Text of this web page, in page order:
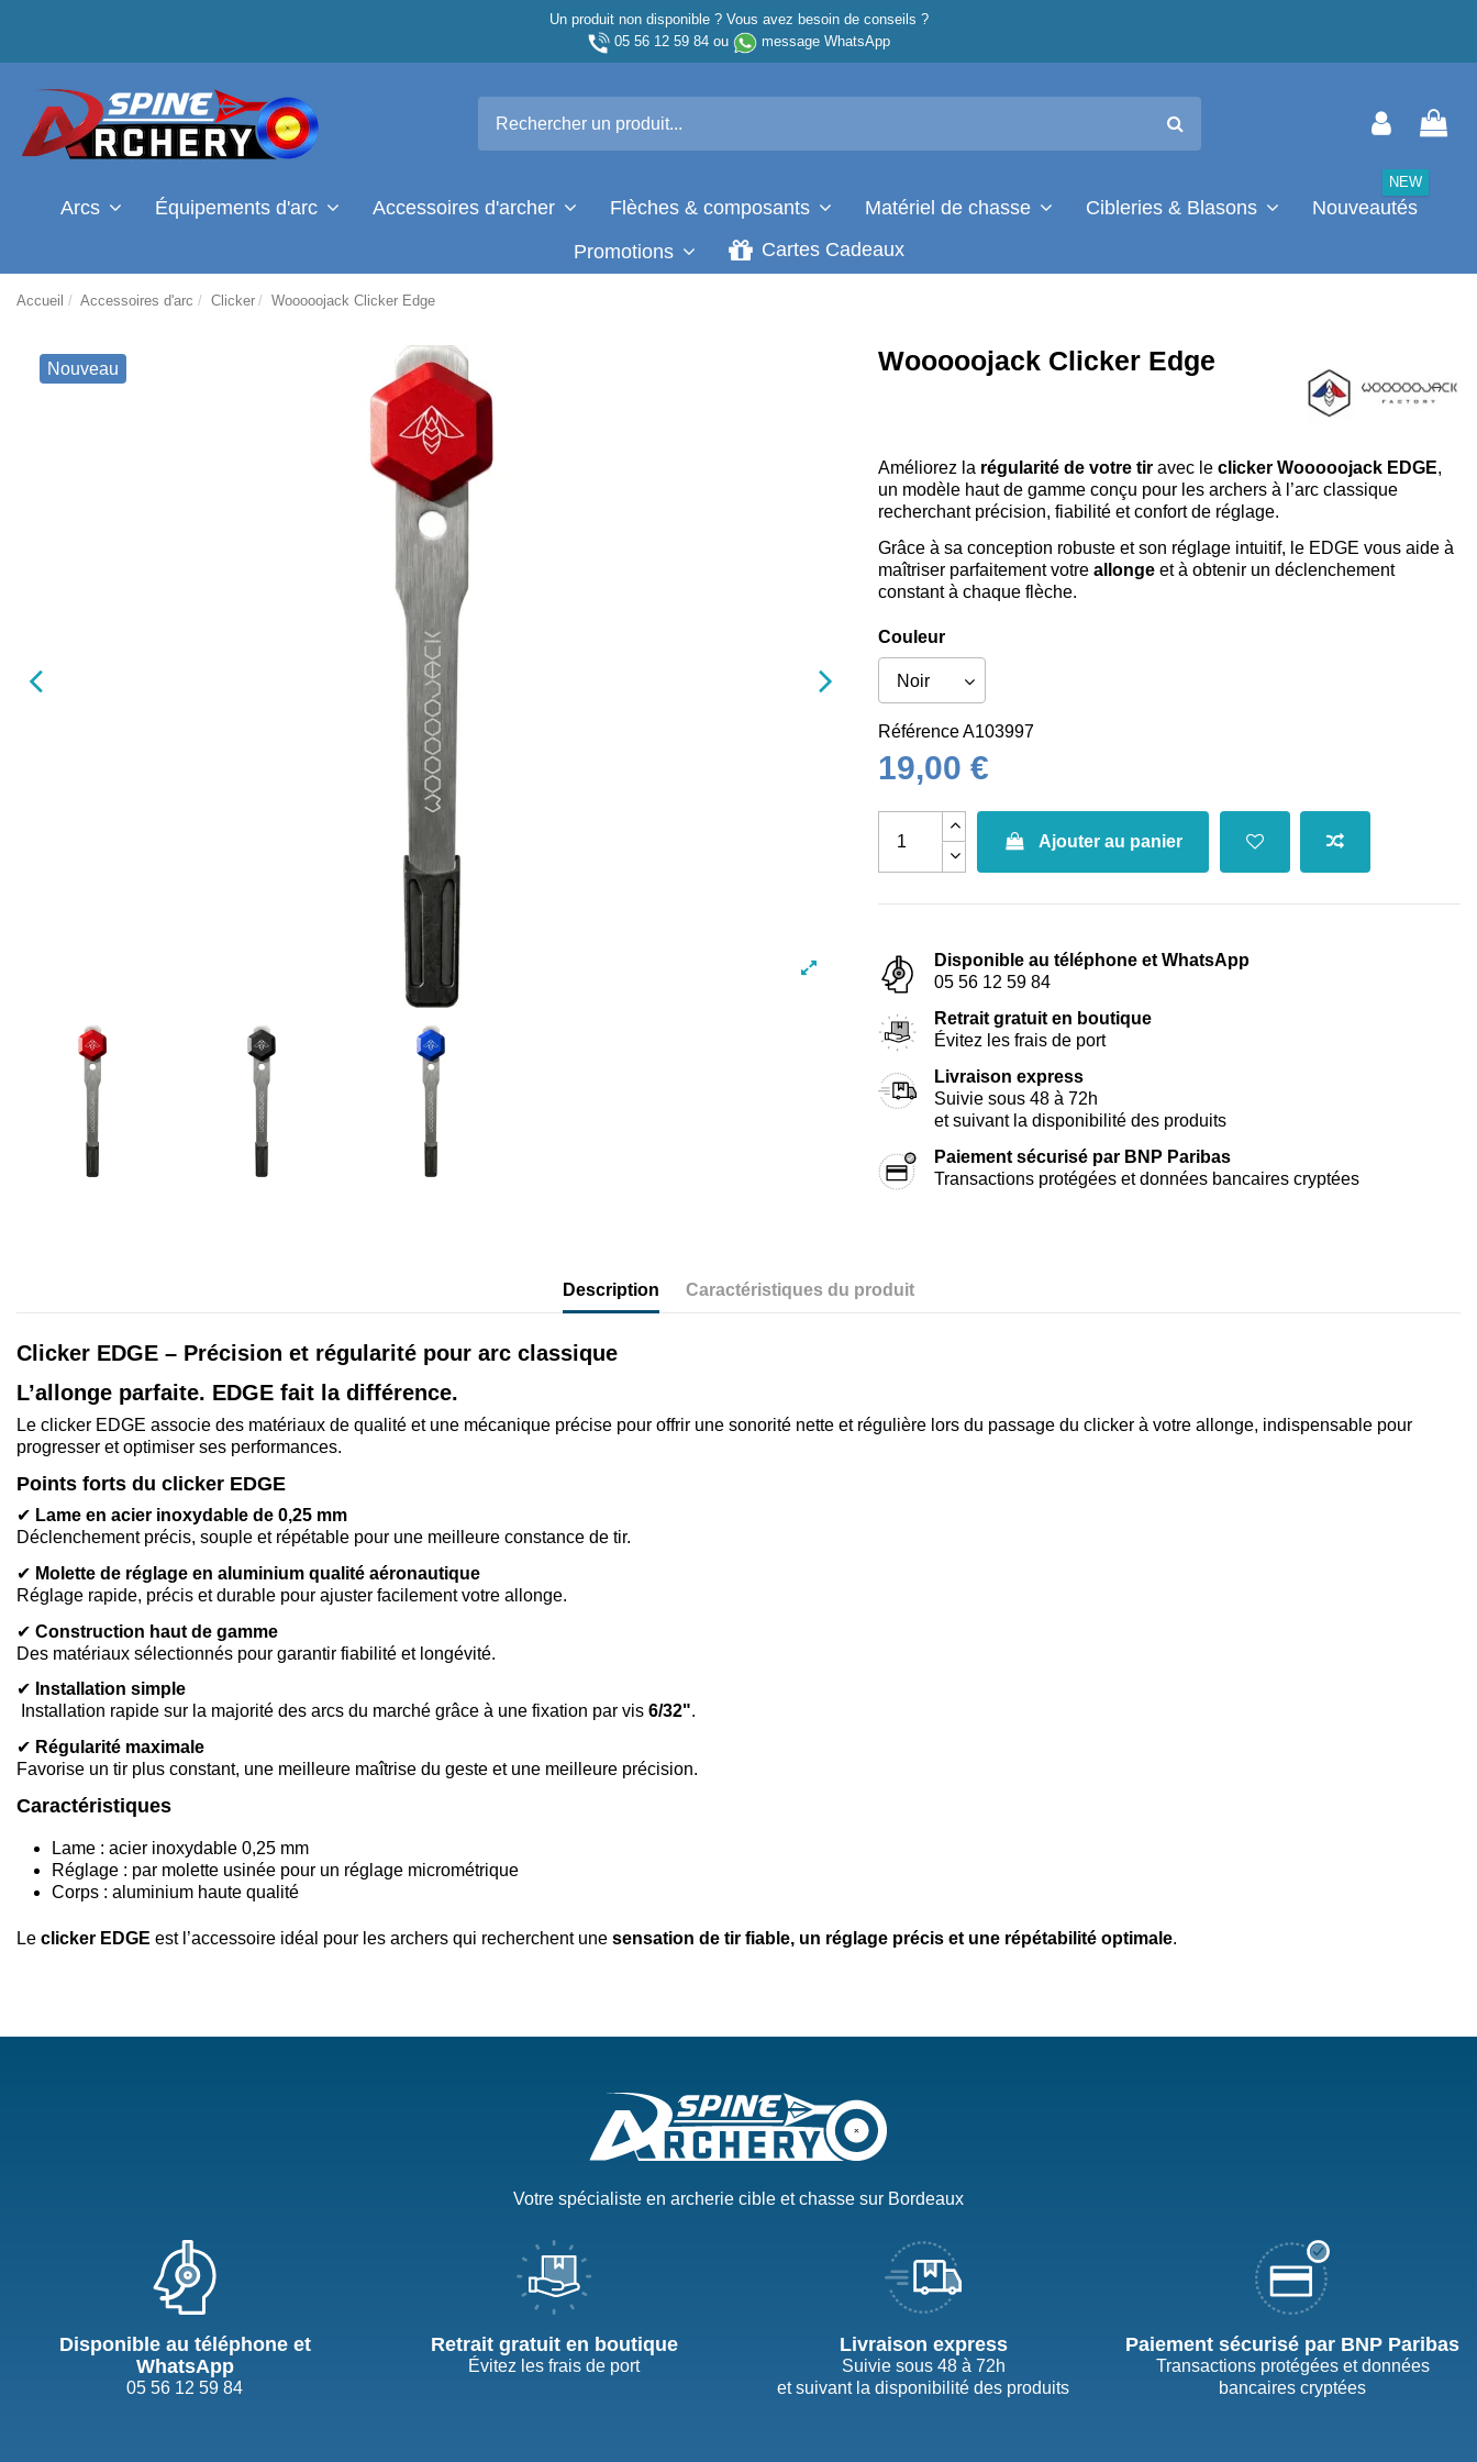
Un produit non disponible ? Vous avez besoin de conseils ?
05 56 12 59 84ou message WhatsApp
Arcs Équipements d'arc Accessoires d'archer Flèches & composants Matériel de chasse Cibleries & Blasons Nouveautés
NEW
Promotions Cartes Cadeaux
Accueil Accessoires d'arc Clicker Wooooojack Clicker Edge
Nouveau Wooooojack Clicker Edge
Améliorez la régularité de votre tiravec le clicker Wooooojack EDGE,
un modèle haut de gamme conçu pour les archers à l’arc classique
recherchant précision, fiabilité et confort de réglage.
Grâce à sa conception robuste et son réglage intuitif, le EDGE vous aide à
maîtriser parfaitement votre allongeet à obtenir un déclenchement
constant à chaque flèche.
Couleur
RéférenceA103997
19,00 €
Ajouter au panier
Disponible au téléphone et WhatsApp
05 56 12 59 84
Retrait gratuit en boutique
Évitez les frais de port
Livraison express
Suivie sous 48 à 72h
et suivant la disponibilité des produits
Paiement sécurisé par BNP Paribas
Transactions protégées et données bancaires cryptées
Description Caractéristiques du produit
Clicker EDGE – Précision et régularité pour arc classique
L’allonge parfaite. EDGE fait la différence.
Le clicker EDGE associe des matériaux de qualité et une mécanique précise pour offrir une sonorité nette et régulière lors du passage du clicker à votre allonge, indispensable pour
progresser et optimiser ses performances.
Points forts du clicker EDGE
✔ Lame en acier inoxydable de 0,25 mm
Déclenchement précis, souple et répétable pour une meilleure constance de tir.
✔ Molette de réglage en aluminium qualité aéronautique
Réglage rapide, précis et durable pour ajuster facilement votre allonge.
✔ Construction haut de gamme
Des matériaux sélectionnés pour garantir fiabilité et longévité.
✔ Installation simple
Installation rapide sur la majorité des arcs du marché grâce à une fixation par vis 6/32".
✔ Régularité maximale
Favorise un tir plus constant, une meilleure maîtrise du geste et une meilleure précision.
Caractéristiques
Lame : acier inoxydable 0,25 mm
Réglage : par molette usinée pour un réglage micrométrique
Corps : aluminium haute qualité
Le clicker EDGE est l’accessoire idéal pour les archers qui recherchent une sensation de tir fiable, un réglage précis et une répétabilité optimale.
Votre spécialiste en archerie cible et chasse sur Bordeaux
Disponible au téléphone et
WhatsApp
05 56 12 59 84
Retrait gratuit en boutique
Évitez les frais de port
Livraison express
Suivie sous 48 à 72h
et suivant la disponibilité des produits
Paiement sécurisé par BNP Paribas
Transactions protégées et données
bancaires cryptées